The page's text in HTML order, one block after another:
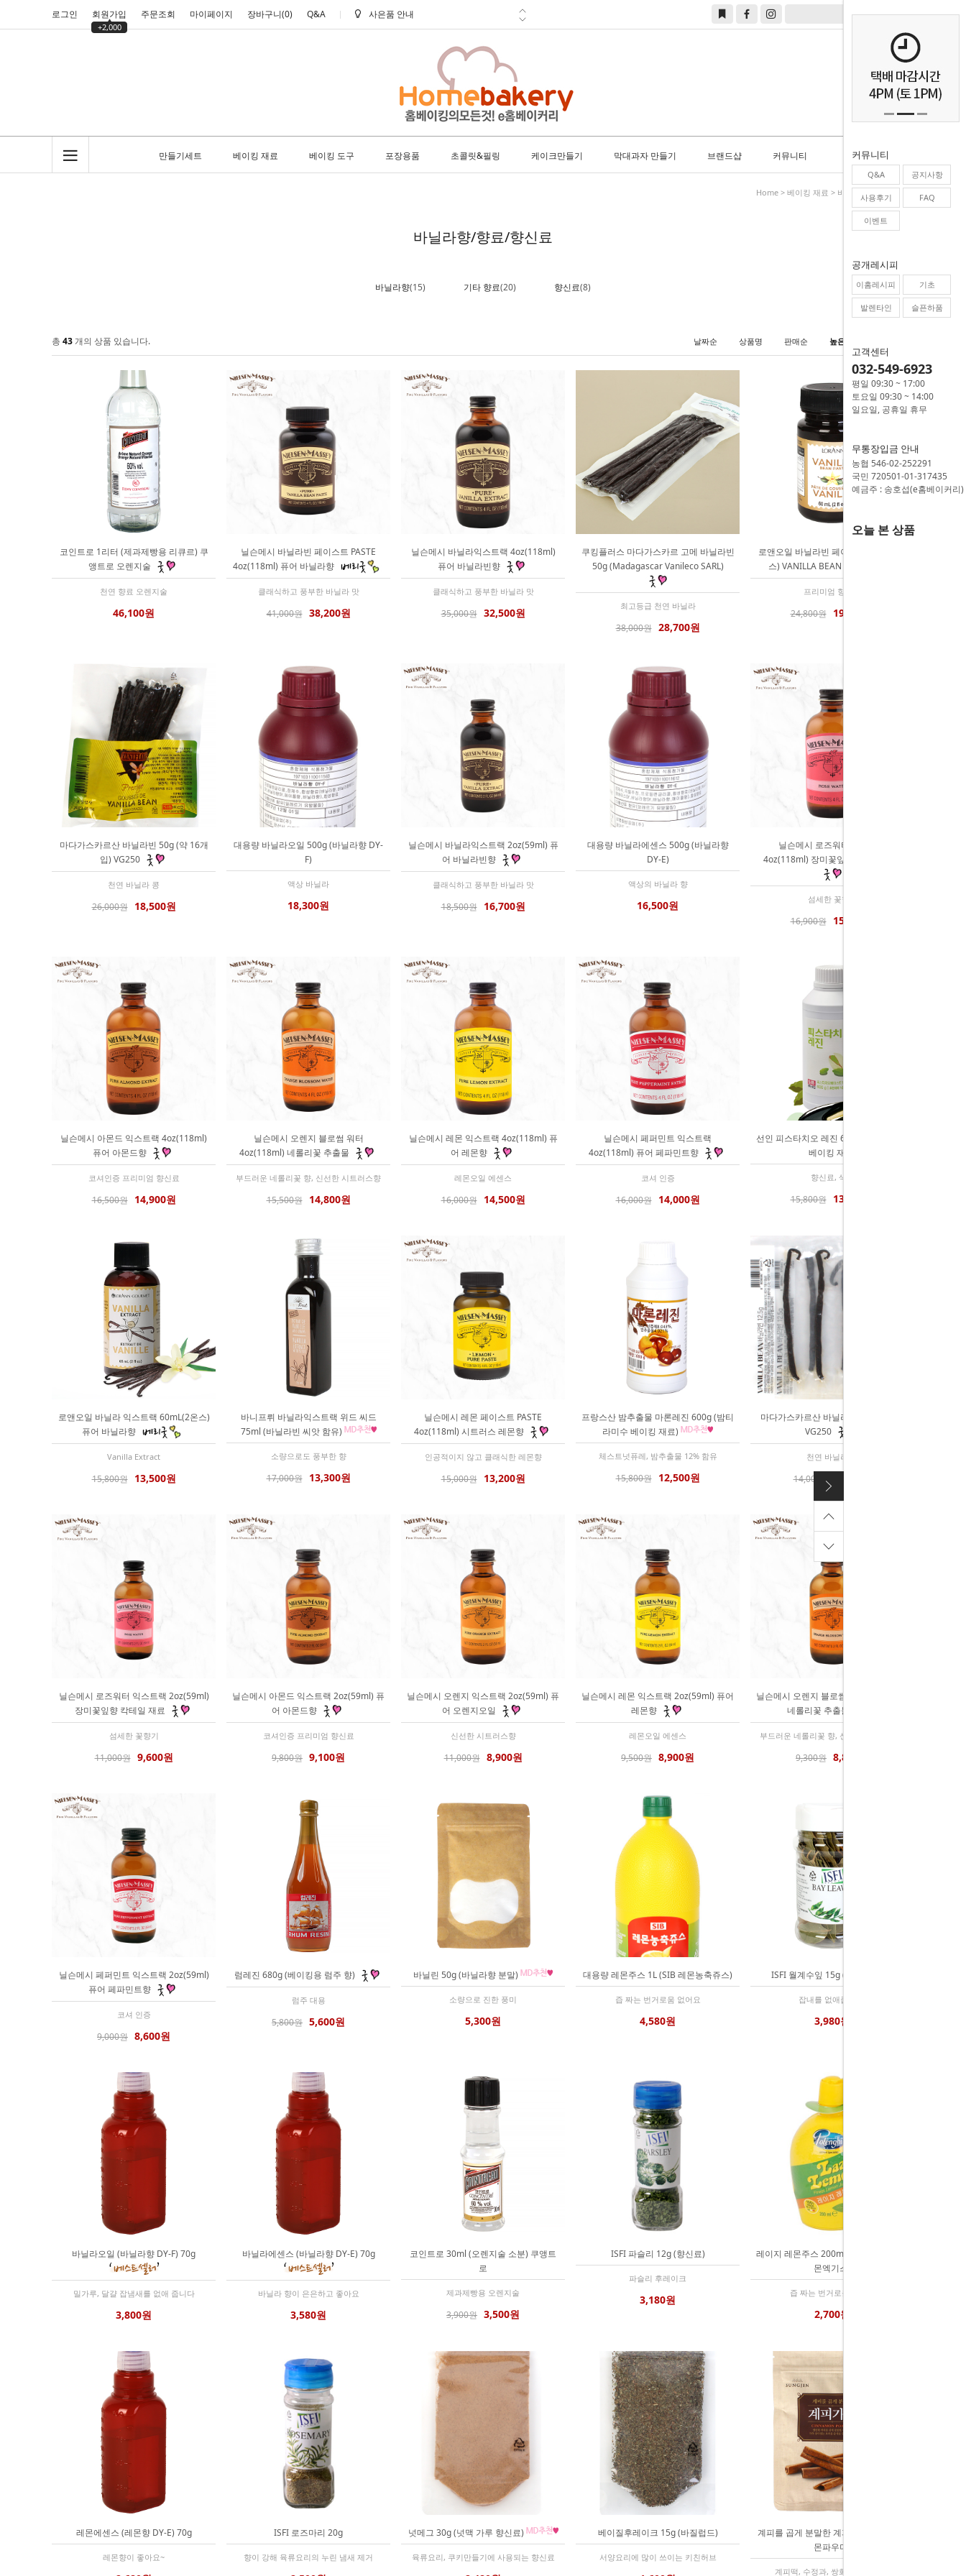
로그인 회원가입
+2,000
주문조회 마이페이지 장바구니(0) Q&A
신선한 배송 아이스박스 필수구매!
학교 ㆍ 공공기관 후불 주문 안내
8월 택배 배송 안내
만들기세트 베이킹 재료 베이킹 도구 포장용품 초콜릿&필링 케이크만들기 막대과자 만들기 브랜드샵 커뮤니티 커뮤니티
Q&A 공지사항
사용후기 FAQ
이벤트
공개레시피
이홈레시피 기초
발렌타인 슬픈하품
고객센터
032-549-6923
평일 09:30 ~ 17:00
토요일 09:30 ~ 14:00
일요일, 공휴일 휴무
무통장입금 안내
농협 546-02-252291
국민 720501-01-317435
예금주 : 송호섭(e홈베이커리)
오늘 본 상품
Home > 베이킹 재료 > 바닐라향/향료/향신료
바닐라향/향료/향신료
바닐라향(15) 기타 향료(20) 향신료(8)
총 43개의 상품 있습니다. 날짜순 상품명 판매순 높은가격
코인트로 1리터 (제과제빵용 리큐르) 쿠
앵트로 오렌지술
천연 향료 오렌지술
46,100원
닐슨메시 바닐라빈 페이스트 PASTE
4oz(118ml) 퓨어 바닐라향
클래식하고 풍부한 바닐라 맛
41,000원 38,200원
닐슨메시 바닐라익스트랙 4oz(118ml)
퓨어 바닐라빈향
클래식하고 풍부한 바닐라 맛
35,000원 32,500원
쿠킹플러스 마다가스카르 고메 바닐라빈
50g (Madagascar Vanileco SARL)
최고등급 천연 바닐라
38,000원 28,700원
로앤오일 바닐라빈 페이스트 60mL(2온
스) VANILLA BEAN PASTE
프리미엄 향신료
24,800원 19,300원
마다가스카르산 바닐라빈 50g (약 16개
입) VG250
천연 바닐라 콩
26,000원 18,500원
대용량 바닐라오일 500g (바닐라향 DY-
F)
액상 바닐라
18,300원
닐슨메시 바닐라익스트랙 2oz(59ml) 퓨
어 바닐라빈향
클래식하고 풍부한 바닐라 맛
18,500원 16,700원
대용량 바닐라에센스 500g (바닐라향
DY-E)
액상의 바닐라 향
16,500원
닐슨메시 로즈워터 익스트랙
4oz(118ml) 장미꽃잎향 칵테일 재료
섬세한 꽃향기
16,900원 15,200원
닐슨메시 아몬드 익스트랙 4oz(118ml)
퓨어 아몬드향
코셔인증 프리미엄 향신료
16,500원 14,900원
닐슨메시 오렌지 블로썸 워터
4oz(118ml) 네롤리꽃 추출물
부드러운 네롤리꽃 향, 신선한 시트러스향
15,500원 14,800원
닐슨메시 레몬 익스트랙 4oz(118ml) 퓨
어 레몬향
레몬오일 에센스
16,000원 14,500원
닐슨메시 페퍼민트 익스트랙
4oz(118ml) 퓨어 페파민트향
코셔 인증
16,000원 14,000원
선인 피스타치오 레진 600g (아이스크림
베이킹 재료)
향신료, 색소
15,800원 13,500원
로앤오일 바닐라 익스트랙 60mL(2온스)
퓨어 바닐라향
Vanilla Extract
15,800원 13,500원
바니프뤼 바닐라익스트랙 위드 씨드
75ml (바닐라빈 씨앗 함유)
소량으로도 풍부한 향
17,000원 13,300원
닐슨메시 레몬 페이스트 PASTE
4oz(118ml) 시트러스 레몬향
인공적이지 않고 클래식한 레몬향
15,000원 13,200원
프랑스산 밤추출물 마론레진 600g (밤티
라미수 베이킹 재료)
체스트넛퓨레, 밤추출물 12% 함유
15,800원 12,500원
마다가스카르산 바닐라빈 25g (8개입)
VG250
천연 바닐라 콩
14,000원
닐슨메시 로즈워터 익스트랙 2oz(59ml)
장미꽃잎향 칵테일 재료
섬세한 꽃향기
11,000원 9,600원
닐슨메시 아몬드 익스트랙 2oz(59ml) 퓨
어 아몬드향
코셔인증 프리미엄 향신료
9,800원 9,100원
닐슨메시 오렌지 익스트랙 2oz(59ml) 퓨
어 오렌지오일
신선한 시트러스향
11,000원 8,900원
닐슨메시 레몬 익스트랙 2oz(59ml) 퓨어
레몬향
레몬오일 에센스
9,500원 8,900원
닐슨메시 오렌지 블로썸 워터 2oz(59ml)
네롤리꽃 추출물
부드러운 네롤리꽃 향, 신선한 시트러스향
9,300원 8,800원
닐슨메시 페퍼민트 익스트랙 2oz(59ml)
퓨어 페파민트향
코셔 인증
9,000원 8,600원
럼레진 680g (베이킹용 럼주 향)
럼주 대용
5,800원 5,600원
바닐린 50g (바닐라향 분말)
소량으로 진한 풍미
5,300원
대용량 레몬주스 1L (SIB 레몬농축쥬스)
즙 짜는 번거로움 없어요
4,580원
ISFI 월계수잎 15g (Bay Leaves)
잡내를 없애줍니다.
3,980원
바닐라오일 (바닐라향 DY-F) 70g
밀가루, 달걀 잡냄새를 없애 줍니다
3,800원
바닐라에센스 (바닐라향 DY-E) 70g
바닐라 향이 은은하고 좋아요
3,580원
코인트로 30ml (오렌지술 소분) 쿠앵트
로
제과제빵용 오렌지술
3,900원 3,500원
ISFI 파슬리 12g (향신료)
파슬리 후레이크
3,180원
레이지 레몬주스 200ml (Lazy Lemon 레
몬엑기스)
즙 짜는 번거로움 없어요
2,700원
레몬에센스 (레몬향 DY-E) 70g
레몬향이 좋아요~
ISFI 로즈마리 20g
향이 강해 육류요리의 누린 냄새 제거
넛메그 30g (넛맥 가루 향신료)
육류요리, 쿠키만들기에 사용되는 향신료
베이질후레이크 15g (바질럽드)
서양요리에 많이 쓰이는 키친허브
계피를 곱게 분말한 계피가루 60g (시나
몬파우더)
계피떡, 수정과, 쌍화차, 제과제빵